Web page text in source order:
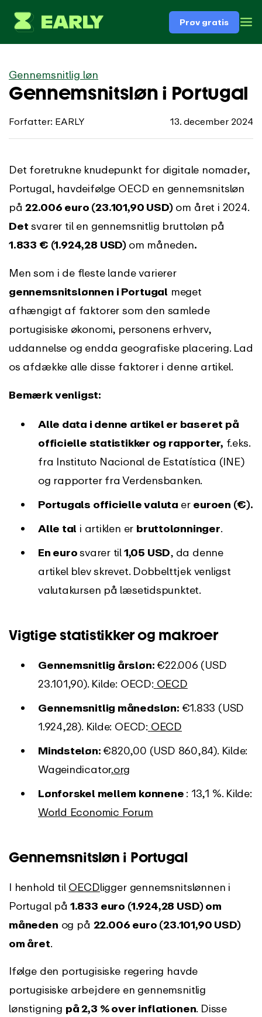
Prøv gratis
Gennemsnitlig løn
Gennemsnitsløn i Portugal
Forfatter: EARLY 13. december 2024
Det foretrukne knudepunkt for digitale nomader,
Portugal, havdeifølge OECD en gennemsnitsløn
på 22.006 euro (23.101,90 USD)om året i 2024.
Det svarer til en gennemsnitlig bruttoløn på
1.833 € (1.924,28 USD) om måneden.
Men som i de fleste lande varierer
gennemsnitslønnen i Portugal meget
afhængigt af faktorer som den samlede
portugisiske økonomi, personens erhverv,
uddannelse og endda geografiske placering. Lad
os afdække alle disse faktorer i denne artikel.
Bemærk venligst:
Alle data i denne artikel er baseret på
officielle statistikker og rapporter, f.eks.
fra Instituto Nacional de Estatística (INE)
og rapporter fra Verdensbanken.
Portugals officielle valuta er euroen (€).
Alle tal i artiklen er bruttolønninger.
En eurosvarer til1,05 USD, da denne
artikel blev skrevet. Dobbelttjek venligst
valutakursen på læsetidspunktet.
Vigtige statistikker og makroer
Gennemsnitlig årsløn: €22.006 (USD
23.101,90). Kilde: OECD: OECD
Gennemsnitlig månedsløn: €1.833 (USD
1.924,28). Kilde: OECD: OECD
Mindsteløn: €820,00 (USD 860,84). Kilde:
Wageindicator.org
Lønforskel mellem kønnene : 13,1 %. Kilde:
World Economic Forum
Gennemsnitsløn i Portugal
I henhold til OECDligger gennemsnitslønnen i
Portugal på 1.833 euro (1.924,28 USD) om
måneden og på 22.006 euro (23.101,90 USD)
om året.
Ifølge den portugisiske regering havde
portugisiske arbejdere en gennemsnitlig
lønstigning på 2,3 % over inflationen. Disse